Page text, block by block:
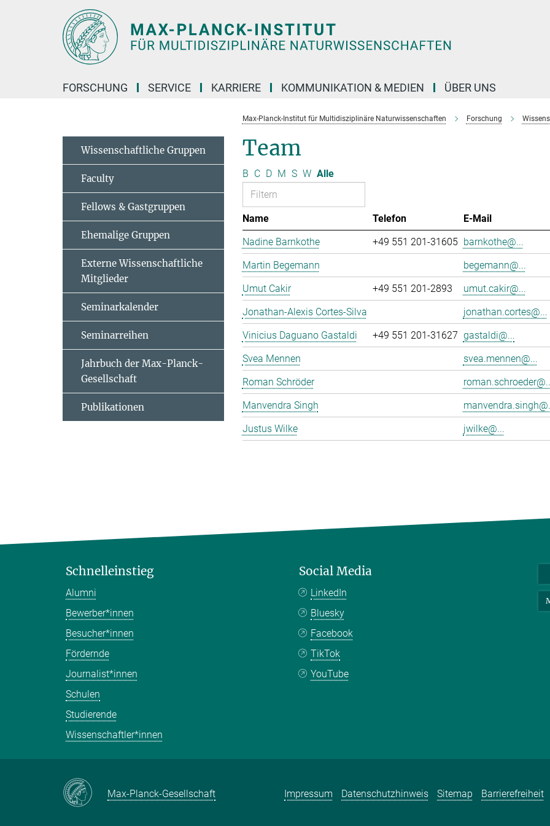
FORSCHUNG SERVICE KARRIERE KOMMUNIKATION & MEDIEN ÜBER UNS
Max-Planck-Institut für Multidisziplinäre Naturwissenschaften Forschung
Team
B C D M S W Alle
Name Telefon
E-Mail
Nadine Barnkothe
+49 551 201-31605 barnkothe@...
Martin Begemann
begemann@...
Umut Cakir
+49 551 201-2893
umut.cakir@...
Jonathan-Alexis Cortes-Silva
jonathan.cortes@...
Vinicius Daguano Gastaldi
+49 551 201-31627 gastaldi@...
Svea Mennen
svea.mennen@...
Roman Schröder
Manvendra Singh
Justus Wilke
jwilke@...
Wissenschaftliche Gruppen
Faculty
Fellows & Gastgruppen
Ehemalige Gruppen
Externe Wissenschaftliche
Mitglieder
Seminarkalender
Seminarreihen
Jahrbuch der Max-Planck-
Gesellschaft
Publikationen
Schnelleinstieg
Alumni
Bewerber*innen
Besucher*innen
Fördernde
Journalist*innen
Schulen
Studierende
Wissenschaftler*innen
Social Media
LinkedIn
Bluesky
Facebook
TikTok
YouTube
Max-Planck-Gesellschaft Impressum Datenschutzhinweis Sitemap Barrierefreiheit